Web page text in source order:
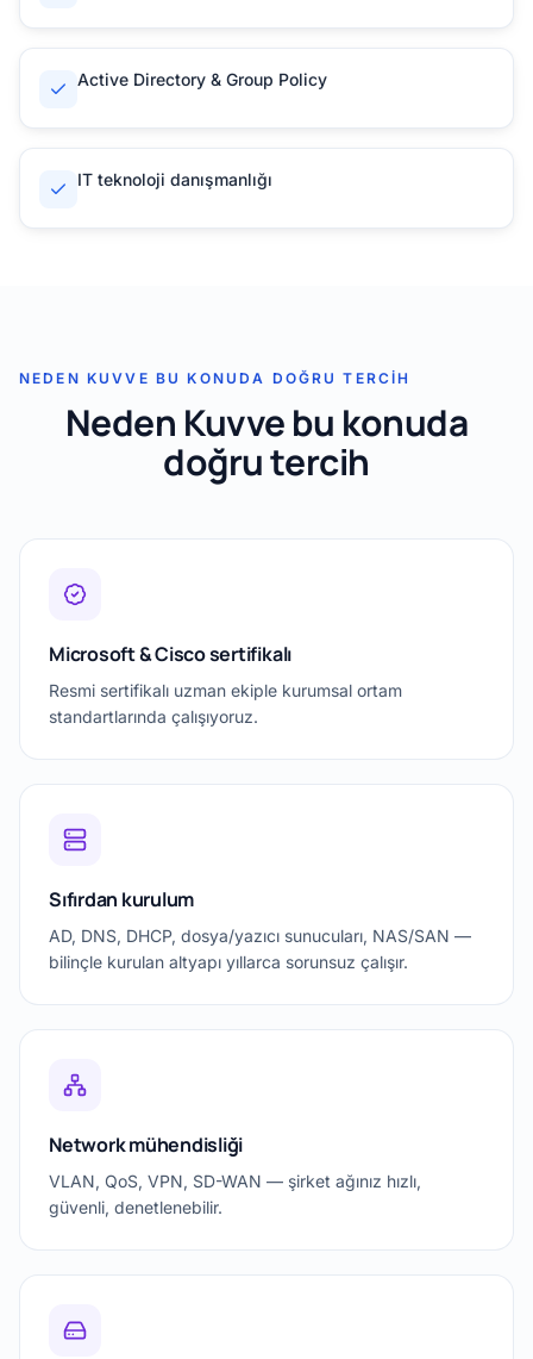
Active Directory & Group Policy
IT teknoloji danışmanlığı
NEDEN KUVVE BU KONUDA DOĞRU TERCIH
Neden Kuvve bu konuda
doğru tercih
Microsoft & Cisco sertifikalı
Resmi sertifikalı uzman ekiple kurumsal ortam
standartlarında çalışıyoruz.
Sıfırdan kurulum
AD, DNS, DHCP, dosya/yazıcı sunucuları, NAS/SAN —
bilinçle kurulan altyapı yıllarca sorunsuz çalışır.
Network mühendisliği
VLAN, QoS, VPN, SD-WAN — şirket ağınız hızlı,
güvenli, denetlenebilir.